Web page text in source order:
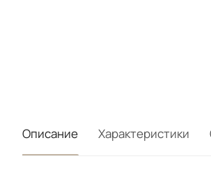
Описание Характеристики